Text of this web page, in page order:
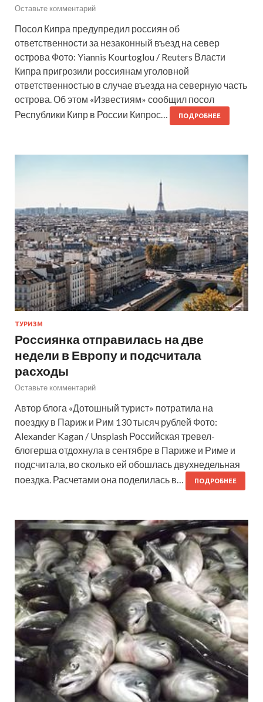
Оставьте комментарий
Посол Кипра предупредил россиян об
ответственности за незаконный въезд на север
острова Фото: Yiannis Kourtoglou / Reuters Власти
Кипра пригрозили россиянам уголовной
ответственностью в случае въезда на северную часть
острова. Об этом «Известиям» сообщил посол
Республики Кипр в России Кипрос…
ПОДРОБНЕЕ
ТУРИЗМ
Россиянка отправилась на две
недели в Европу и подсчитала
расходы
Оставьте комментарий
Автор блога «Дотошный турист» потратила на
поездку в Париж и Рим 130 тысяч рублей Фото:
Alexander Kagan / Unsplash Российская тревел-
блогерша отдохнула в сентябре в Париже и Риме и
подсчитала, во сколько ей обошлась двухнедельная
поездка. Расчетами она поделилась в…
ПОДРОБНЕЕ